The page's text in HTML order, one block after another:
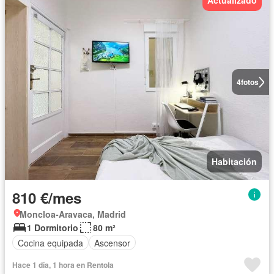
4fotos
Habitación
810 €/mes
Moncloa-Aravaca, Madrid
1 Dormitorio
80 m²
Cocina equipada
Ascensor
Hace 1 día, 1 hora en Rentola